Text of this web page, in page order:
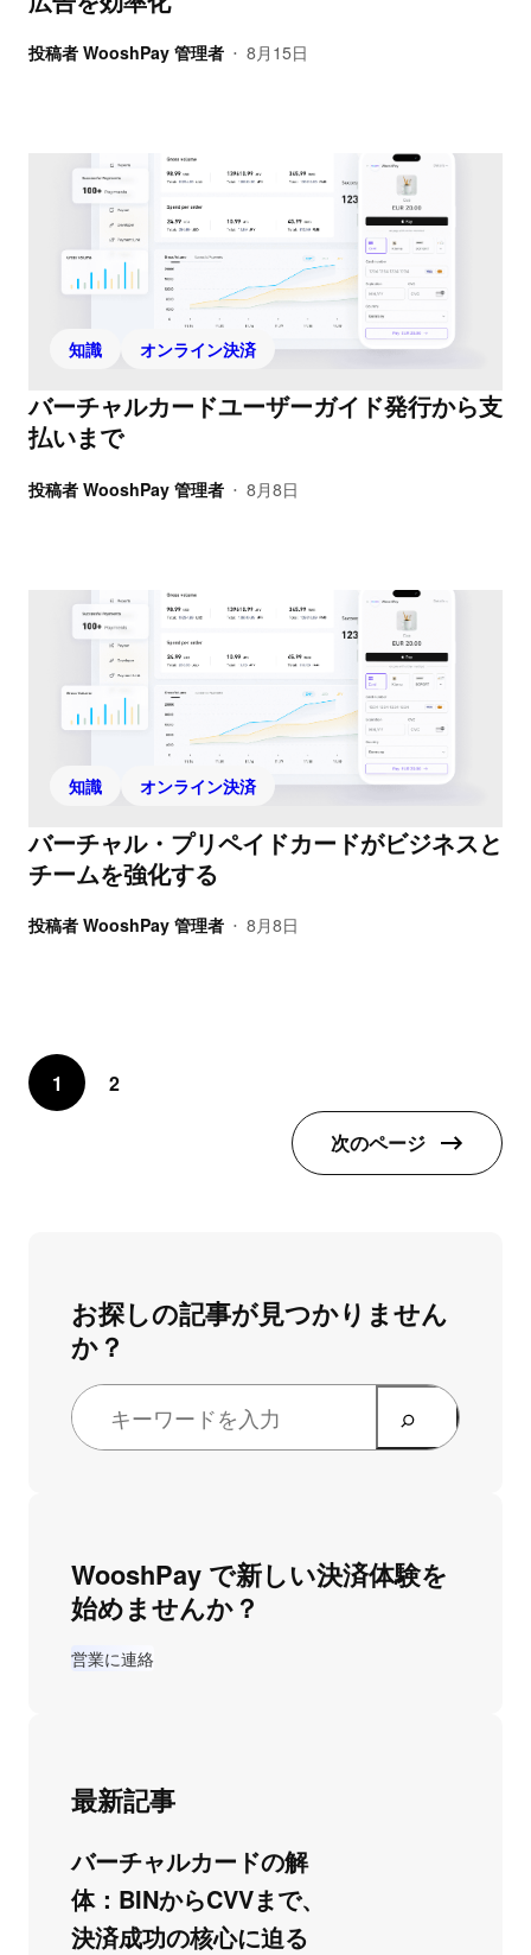
投稿者 WooshPay 管理者 • 8月15日
知識 オンライン決済
バーチャルカードユーザーガイド発行から支
払いまで
投稿者 WooshPay 管理者 • 8月8日
知識 オンライン決済
バーチャル・プリペイドカードがビジネスと
チームを強化する
投稿者 WooshPay 管理者 • 8月8日
1 2
次のページ
お探しの記事が見つかりません
か？
WooshPay で新しい決済体験を
始めませんか？
営業に連絡
最新記事
バーチャルカードの解
体：BINからCVVまで、
決済成功の核心に迫る